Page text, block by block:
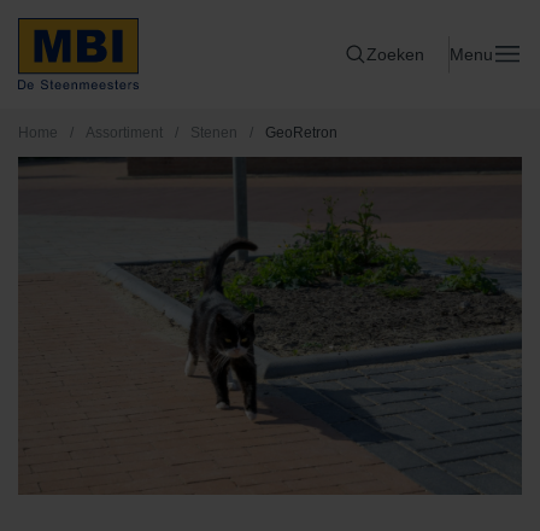
Zoeken Menu
Home / Assortiment / Stenen / GeoRetron